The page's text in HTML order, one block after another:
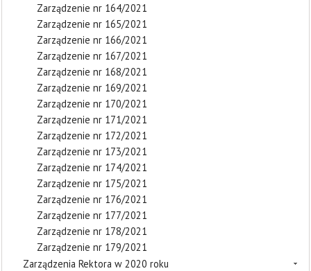
Zarządzenie nr 164/2021
Zarządzenie nr 165/2021
Zarządzenie nr 166/2021
Zarządzenie nr 167/2021
Zarządzenie nr 168/2021
Zarządzenie nr 169/2021
Zarządzenie nr 170/2021
Zarządzenie nr 171/2021
Zarządzenie nr 172/2021
Zarządzenie nr 173/2021
Zarządzenie nr 174/2021
Zarządzenie nr 175/2021
Zarządzenie nr 176/2021
Zarządzenie nr 177/2021
Zarządzenie nr 178/2021
Zarządzenie nr 179/2021
Zarządzenia Rektora w 2020 roku